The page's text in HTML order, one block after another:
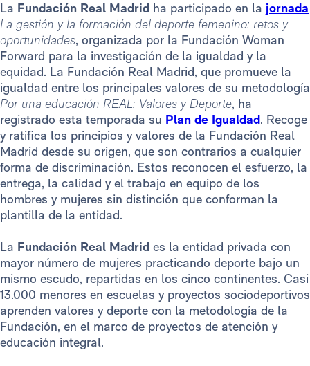
La Fundación Real Madrid ha participado en la jornada
La gestión y la formación del deporte femenino: retos y
oportunidades, organizada por la Fundación Woman
Forward para la investigación de la igualdad y la
equidad. La Fundación Real Madrid, que promueve la
igualdad entre los principales valores de su metodología
Por una educación REAL: Valores y Deporte, ha
registrado esta temporada su Plan de Igualdad. Recoge
y ratifica los principios y valores de la Fundación Real
Madrid desde su origen, que son contrarios a cualquier
forma de discriminación. Estos reconocen el esfuerzo, la
entrega, la calidad y el trabajo en equipo de los
hombres y mujeres sin distinción que conforman la
plantilla de la entidad.
La Fundación Real Madrid es la entidad privada con
mayor número de mujeres practicando deporte bajo un
mismo escudo, repartidas en los cinco continentes. Casi
13.000 menores en escuelas y proyectos sociodeportivos
aprenden valores y deporte con la metodología de la
Fundación, en el marco de proyectos de atención y
educación integral.